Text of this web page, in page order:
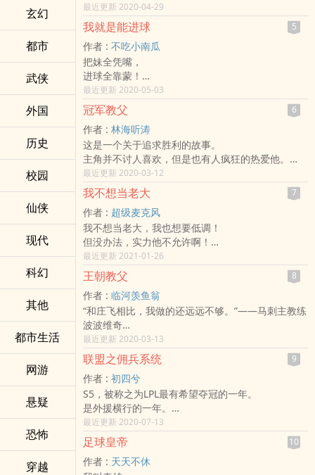
玄幻
都市
武侠
外国
历史
校园
仙侠
现代
科幻
其他
都市生活
网游
悬疑
恐怖
穿越
最近更新 2020-04-29
我就是能进球 5
作者 : 不吃小南瓜
把妹全凭嘴，
进球全靠蒙！
我是那个站在巅峰的男人！
对我来说，决定一场胜负很简单，甚至决定冠军归
属也很简单。
但站的再高的人，也难免会有苦恼：我最郁闷的事
情是，颜值太高，长得太帅……
长期被骚扰，唉~~
最近更新 2020-05-03
冠军教父 6
作者 : 林海听涛
这是一个关于追求胜利的故事。
主角并不讨人喜欢，但是也有人疯狂的热爱他。
而他本人似乎并不在意人们怎么看他。
他的爱情受人瞩目。
他是球队的头号明星。
他对中国足球很了解。
他让媒体又爱又恨。
但不管怎样，他的球员们是他最忠实的信徒。
英格兰足球历史上最具个性，最成功，最富有争议
性的教练托尼·唐恩的传奇经历。
这个夏天，隆重登场。欢迎收看。
最近更新 2020-03-12
我不想当老大 7
作者 : 超级麦克风
我不想当老大，我也想要低调！
但没办法，实力他不允许啊！
……
一个在2009年开始的篮球故事……
最近更新 2021-01-26
王朝教父 8
作者 : 临河羡鱼翁
“和庄飞相比，我做的还远远不够。”——马刺主教练
波波维奇
“我是NBA最成功的主教练？不，还有庄飞。”——湖
人主教练菲尔·杰克逊
“如果能在庄的麾下打球，我愿意一直打到50岁。”
——奇才老将乔丹
“我希望老板现在马上行动，庄飞先生现在又单身，
我们必须快一点，现在全联盟都在追逐他。”——骑
士球星詹姆斯。
最近更新 2020-03-13
联盟之佣兵系统 9
作者 : 初四兮
S5，被称之为LPL最有希望夺冠的一年。
是外援横行的一年。
是SKT拿到冠军最轻松的一年。
是Uzi出道后首次未能进入到S赛的一年。
是LPL最耻辱的一年！
李牧偶得佣兵系统，他誓要改变这一切！
最近更新 2020-07-13
足球皇帝 10
作者 : 天天不休